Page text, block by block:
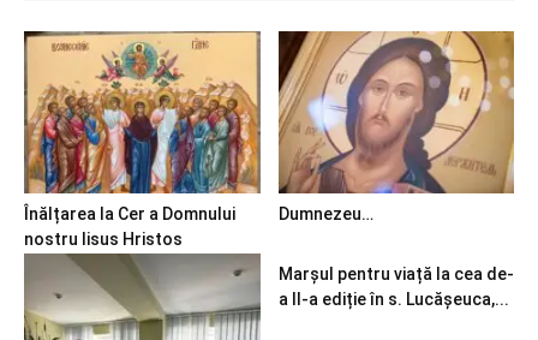
Înălțarea la Cer a Domnului
nostru Iisus Hristos
Dumnezeu…
Marșul pentru viață la cea de-
a II-a ediție în s. Lucășeuca,...